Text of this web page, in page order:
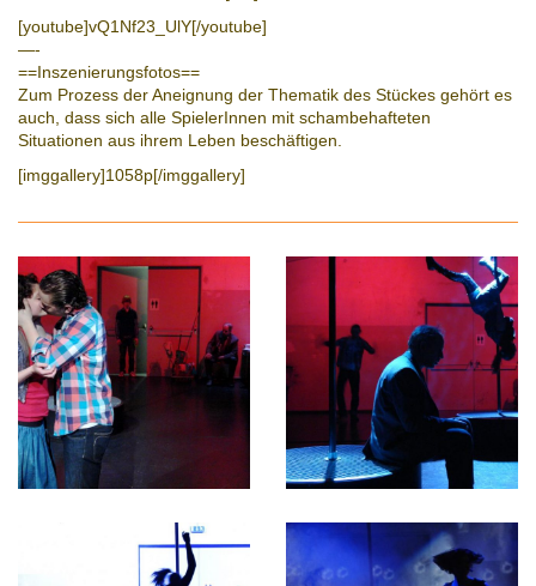
[youtube]vQ1Nf23_UlY[/youtube]
—-
==Inszenierungsfotos==
Zum Prozess der Aneignung der Thematik des Stückes gehört es
auch, dass sich alle SpielerInnen mit schambehafteten
Situationen aus ihrem Leben beschäftigen.
[imggallery]1058p[/imggallery]